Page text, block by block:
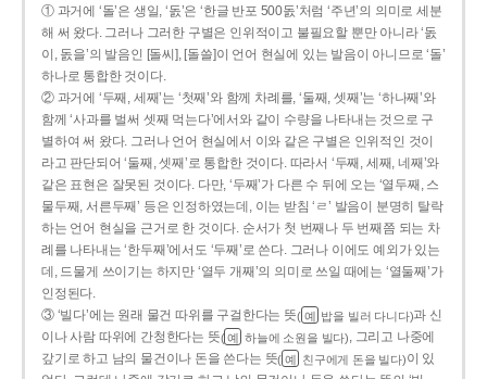
① 과거에 ‘돌’은 생일, ‘돐’은 ‘한글 반포 500돐’처럼 ‘주년’의 의미로 세분
해 써 왔다. 그러나 그러한 구별은 인위적이고 불필요할 뿐만 아니라 ‘돐
이, 돐을’의 발음인 [돌씨], [돌쓸]이 언어 현실에 있는 발음이 아니므로 ‘돌’
하나로 통합한 것이다.
② 과거에 ‘두째, 세째’는 ‘첫째’와 함께 차례를, ‘둘째, 셋째’는 ‘하나째’와
함께 ‘사과를 벌써 셋째 먹는다’에서와 같이 수량을 나타내는 것으로 구
별하여 써 왔다. 그러나 언어 현실에서 이와 같은 구별은 인위적인 것이
라고 판단되어 ‘둘째, 셋째’로 통합한 것이다. 따라서 ‘두째, 세째, 네째’와
같은 표현은 잘못된 것이다. 다만, ‘두째’가 다른 수 뒤에 오는 ‘열두째, 스
물두째, 서른두째’ 등은 인정하였는데, 이는 받침 ‘ㄹ’ 발음이 분명히 탈락
하는 언어 현실을 근거로 한 것이다. 순서가 첫 번째나 두 번째쯤 되는 차
례를 나타내는 ‘한두째’에서도 ‘두째’로 쓴다. 그러나 이에도 예외가 있는
데, 드물게 쓰이기는 하지만 ‘열두 개째’의 의미로 쓰일 때에는 ‘열둘째’가
인정된다.
③ ‘빌다’에는 원래 물건 따위를 구걸한다는 뜻( 예 밥을 빌러 다니다)과 신
이나 사람 따위에 간청한다는 뜻( 예 하늘에 소원을 빌다), 그리고 나중에
갚기로 하고 남의 물건이나 돈을 쓴다는 뜻( 예 친구에게 돈을 빌다)이 있